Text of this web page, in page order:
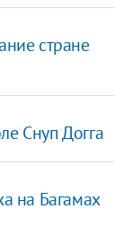
стране
Снуп Догга
на Багамах